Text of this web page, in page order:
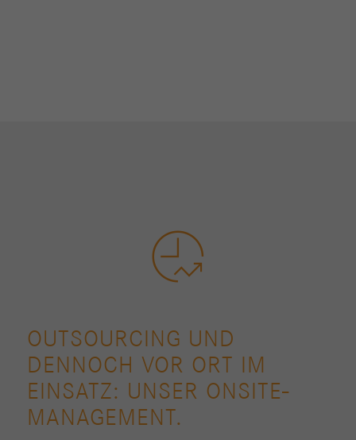
OUTSOURCING UND
DENNOCH VOR ORT IM
EINSATZ: UNSER ONSITE-
MANAGEMENT.